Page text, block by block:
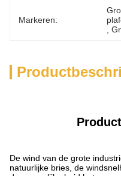
Markeren:
,
De wind van de grote
natuurlijke bries, de